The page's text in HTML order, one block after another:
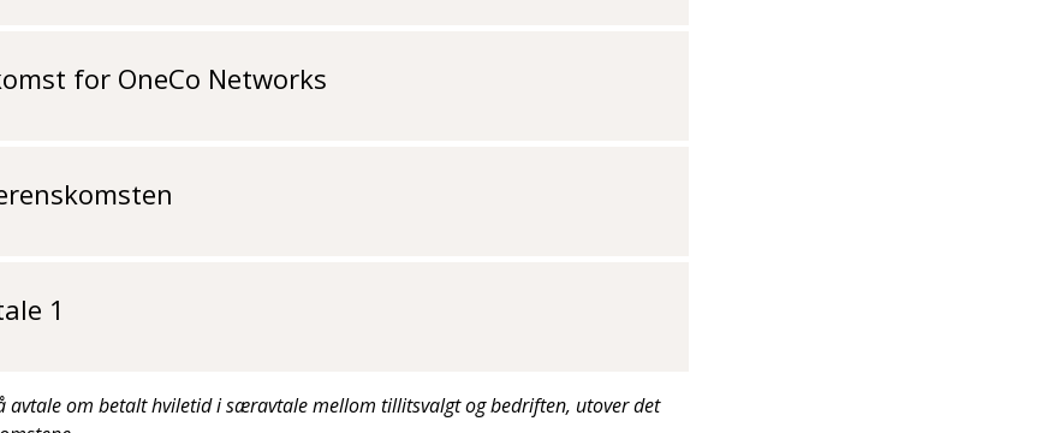
for OneCo Networks
1
avtale om betalt hviletid i særavtale mellom tillitsvalgt og bedriften, utover det